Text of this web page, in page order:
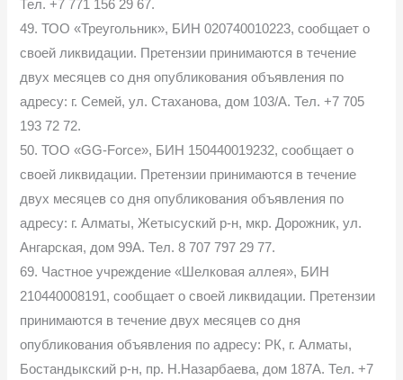
Тел. +7 771 156 29 67.
49. ТОО «Треугольник», БИН 020740010223, сообщает о
своей ликвидации. Претензии принимаются в течение
двух месяцев со дня опубликования объявления по
адресу: г. Семей, ул. Стаханова, дом 103/А. Тел. +7 705
193 72 72.
50. ТОО «GG-Force», БИН 150440019232, сообщает о
своей ликвидации. Претензии принимаются в течение
двух месяцев со дня опубликования объявления по
адресу: г. Алматы, Жетысуский р-н, мкр. Дорожник, ул.
Ангарская, дом 99А. Тел. 8 707 797 29 77.
69. Частное учреждение «Шелковая аллея», БИН
210440008191, сообщает о своей ликвидации. Претензии
принимаются в течение двух месяцев со дня
опубликования объявления по адресу: РК, г. Алматы,
Бостандыкский р-н, пр. Н.Назарбаева, дом 187А. Тел. +7